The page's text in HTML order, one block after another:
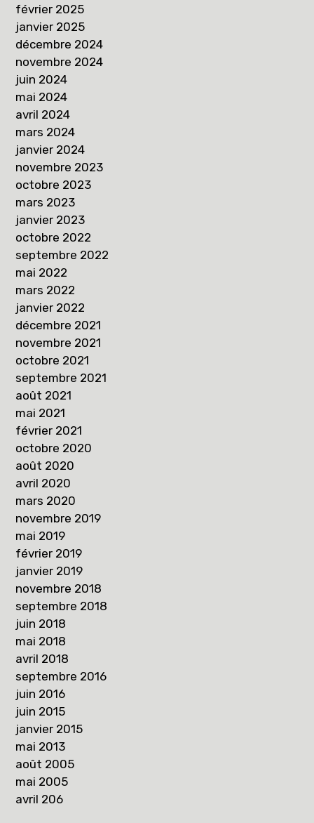
février 2025
janvier 2025
décembre 2024
novembre 2024
juin 2024
mai 2024
avril 2024
mars 2024
janvier 2024
novembre 2023
octobre 2023
mars 2023
janvier 2023
octobre 2022
septembre 2022
mai 2022
mars 2022
janvier 2022
décembre 2021
novembre 2021
octobre 2021
septembre 2021
août 2021
mai 2021
février 2021
octobre 2020
août 2020
avril 2020
mars 2020
novembre 2019
mai 2019
février 2019
janvier 2019
novembre 2018
septembre 2018
juin 2018
mai 2018
avril 2018
septembre 2016
juin 2016
juin 2015
janvier 2015
mai 2013
août 2005
mai 2005
avril 206